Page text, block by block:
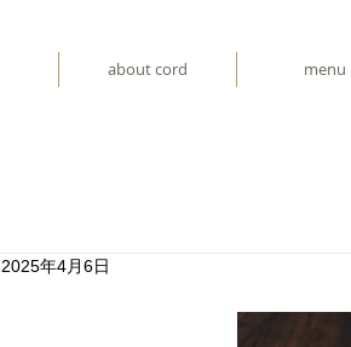
about cord menu
2025年4月6日